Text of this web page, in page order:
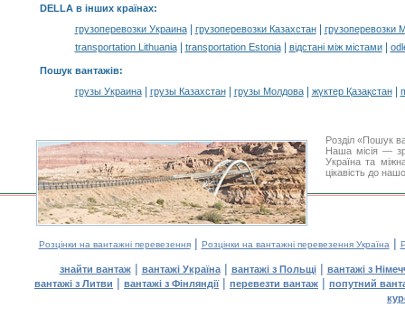
DELLA в інших країнах:
грузоперевозки Украина| грузоперевозки Казахстан|
грузоперевозки
transportation Lithuania| transportation Estonia| відстані між містами|
Пошук вантажів:
грузы Украина| грузы Казахстан| грузы Молдова| жүктер Қазақстан|
Розділ «Пошук
Наша місія —
Україна та
цікавість до
Розцінки на вантажні перевезення| Розцінки на вантажні перевезення Україна |
знайти вантаж| вантажі Україна| вантажі з Польщі| вантажі з
вантажі з Литви | вантажі з Фінляндії| перевезти вантаж | попутний